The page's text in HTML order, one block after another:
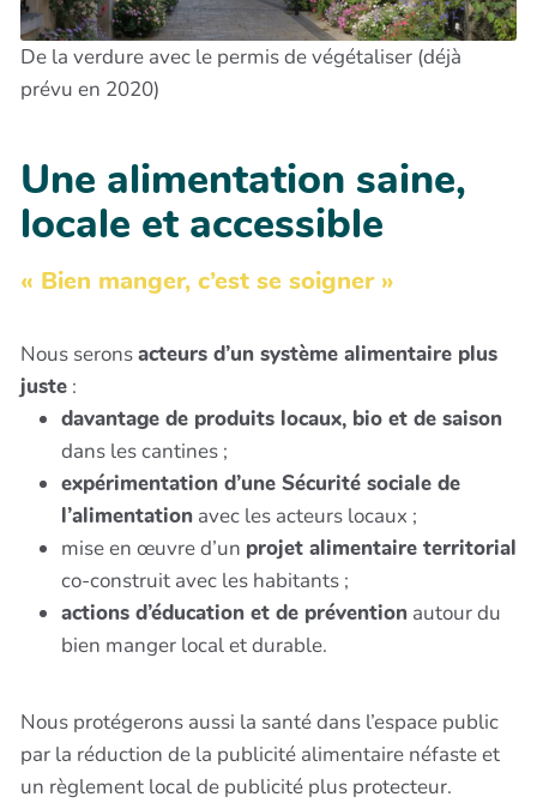
De la verdure avec le permis de végétaliser (déjà
prévu en 2020)
Une alimentation saine,
locale et accessible
« Bien manger, c’est se soigner »
Nous seronsacteurs d’un système alimentaire plus
juste :
davantage de produits locaux, bio et de saison
dans les cantines ;
expérimentation d’une Sécurité sociale de
l’alimentation avec les acteurs locaux ;
mise en œuvre d’un projet alimentaire territorial
co-construit avec les habitants ;
actions d’éducation et de prévention autour du
bien manger local et durable.
Nous protégerons aussi la santé dans l’espace public
par la réduction de la publicité alimentaire néfaste et
un règlement local de publicité plus protecteur.